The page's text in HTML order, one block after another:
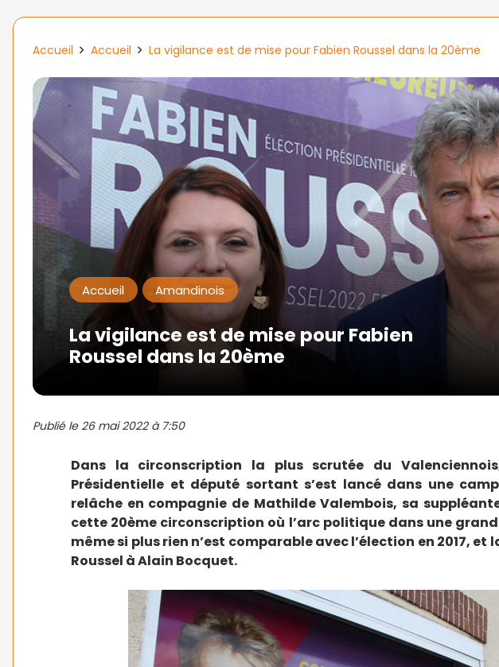
Accueil Accueil La vigilance est de mise pour Fabien Roussel dans la 20ème
Accueil Amandinois
La vigilance est de mise pour Fabien
Roussel dans la 20ème
Publié le26 mai 2022 à 7:50
Dans la circonscription la plus scrutée du
Présidentielle et député sortant s’est lancé dans une
relâche en compagnie de Mathilde Valembois, sa
cette 20ème circonscription où l’arc politique dans une
même si plus rien n’est comparable avec l’élection en 2017, et
Roussel à Alain Bocquet.